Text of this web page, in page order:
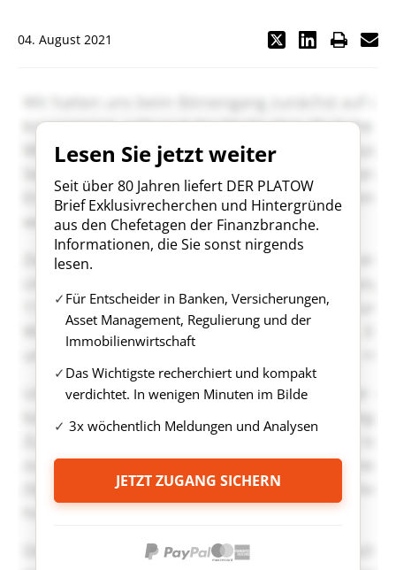
04. August 2021
Lesen Sie jetzt weiter
Seit über 80 Jahren liefert DER PLATOW
Brief Exklusivrecherchen und Hintergründe
aus den Chefetagen der Finanzbranche.
Informationen, die Sie sonst nirgends
lesen.
Für Entscheider in Banken, Versicherungen,
Asset Management, Regulierung und der
Immobilienwirtschaft
Das Wichtigste recherchiert und kompakt
verdichtet. In wenigen Minuten im Bilde
3x wöchentlich Meldungen und Analysen
JETZT ZUGANG SICHERN